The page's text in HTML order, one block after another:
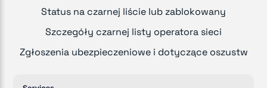
Status na czarnej liście lub zablokowany
Szczegóły czarnej listy operatora sieci
Zgłoszenia ubezpieczeniowe i dotyczące oszustw